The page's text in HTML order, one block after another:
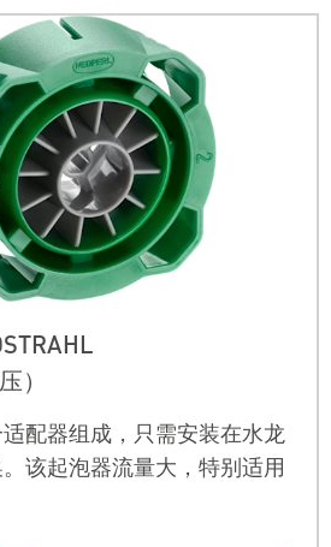
）
配器组成，只需安装在水龙
该起泡器流量大，特别适用